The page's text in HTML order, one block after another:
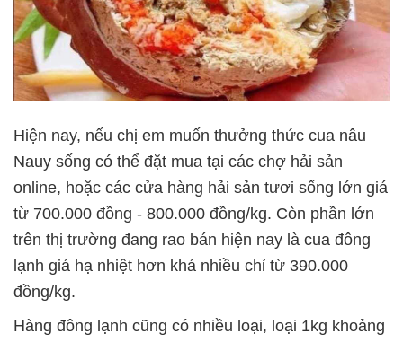
Hiện nay, nếu chị em muốn thưởng thức cua nâu
Nauy sống có thể đặt mua tại các chợ hải sản
online, hoặc các cửa hàng hải sản tươi sống lớn giá
từ 700.000 đồng - 800.000 đồng/kg. Còn phần lớn
trên thị trường đang rao bán hiện nay là cua đông
lạnh giá hạ nhiệt hơn khá nhiều chỉ từ 390.000
đồng/kg.
Hàng đông lạnh cũng có nhiều loại, loại 1kg khoảng